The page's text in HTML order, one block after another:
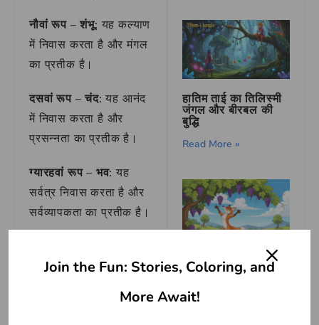
नौवां रूप – शंभू: यह कल्याण
में निवास करता है और मंगल
का प्रतीक है।
दसवां रूप – चंद: यह आनंद
में निवास करता है और
प्रसन्नता का प्रतीक है।
ग्यारहवां रूप – भव: यह
सर्वत्र निवास करता है और
सर्वव्यापकता का प्रतीक है।
रुद्रों की कथासुनाई, तो
“हे पिता! अब मैं
हातिम ताई का तिलिस्मी
जंगल और बीरबल की
बुद्धि
Read More »
चतुर लोमड़ी और मीठे
अंगूर की कहानी
Read More »
Join the Fun: Stories, Coloring, and
More Await!